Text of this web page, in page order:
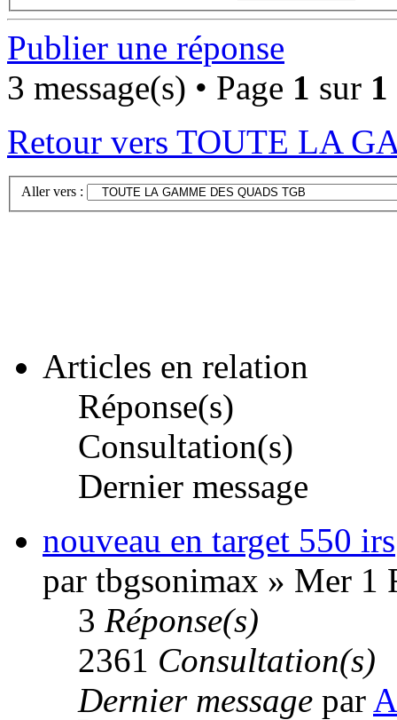
Publier une réponse
3 message(s) • Page 1 sur 1
Retour vers TOUTE LA
Aller vers :
Articles en relation
Réponse(s)
Consultation(s)
Dernier message
nouveau en target 550 irs
par tbgsonimax » Mer 1
3 Réponse(s)
2361 Consultation(s)
Dernier message par